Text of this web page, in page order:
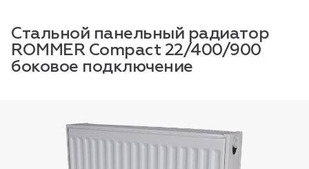
Стальной панельный радиатор
ROMMER Compact 22/400/900
боковое подключение